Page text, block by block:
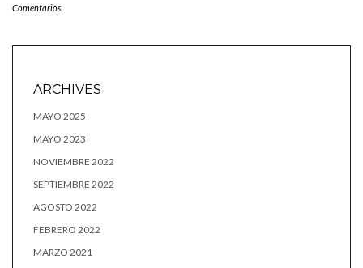
Comentarios
ARCHIVES
MAYO 2025
MAYO 2023
NOVIEMBRE 2022
SEPTIEMBRE 2022
AGOSTO 2022
FEBRERO 2022
MARZO 2021